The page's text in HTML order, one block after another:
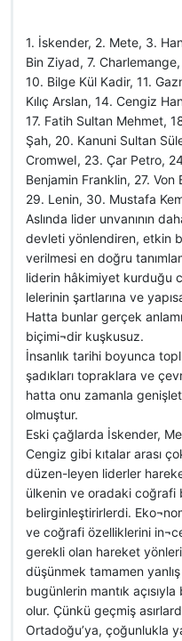
1. İskender, 2. Mete, 3.
Bin Ziyad, 7.
10. Bilge Kül Kadir, 11.
Kılıç Arslan, 14. Cengiz
17. Fatih Sultan Mehmet,
Şah, 20. Kanuni Sultan
CromweI, 23. Çar Petro,
Benjamin Franklin, 27.
29. Lenin, 30. Mustafa
Aslında lider unvanının
devleti yönlendiren, etkin
verilmesi en doğru
liderin hâkimiyet kurduğu
lelerinin şartlarına ve
Hatta bunlar gerçek
biçimi¬dir kuşkusuz.
İnsanlık tarihi boyunca
şadıkları topraklara ve
hatta onu zamanla
olmuştur.
Eski çağlarda İskender,
Cengiz gibi kıtalar arası
düzen-leyen liderler
ülkenin ve oradaki coğrafi
belirginleştirirlerdi.
ve coğrafi özelliklerini
gerekli olan hareket
düşünmek tamamen
bugünlerin mantık
olur. Çünkü geçmiş
Ortadoğu’ya, çoğunlukla